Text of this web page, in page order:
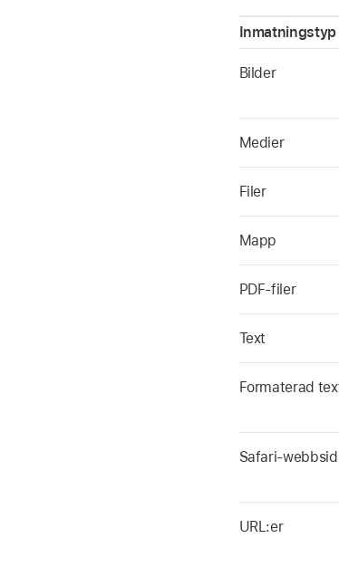
Inmatningstyp
Bilder
Medier
Filer
Mapp
PDF-filer
Text
Formaterad
Safari-
URL:er